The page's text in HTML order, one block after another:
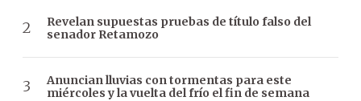
Revelan supuestas pruebas de título falso del
senador Retamozo
Anuncian lluvias con tormentas para este
miércoles y la vuelta del frío el fin de semana